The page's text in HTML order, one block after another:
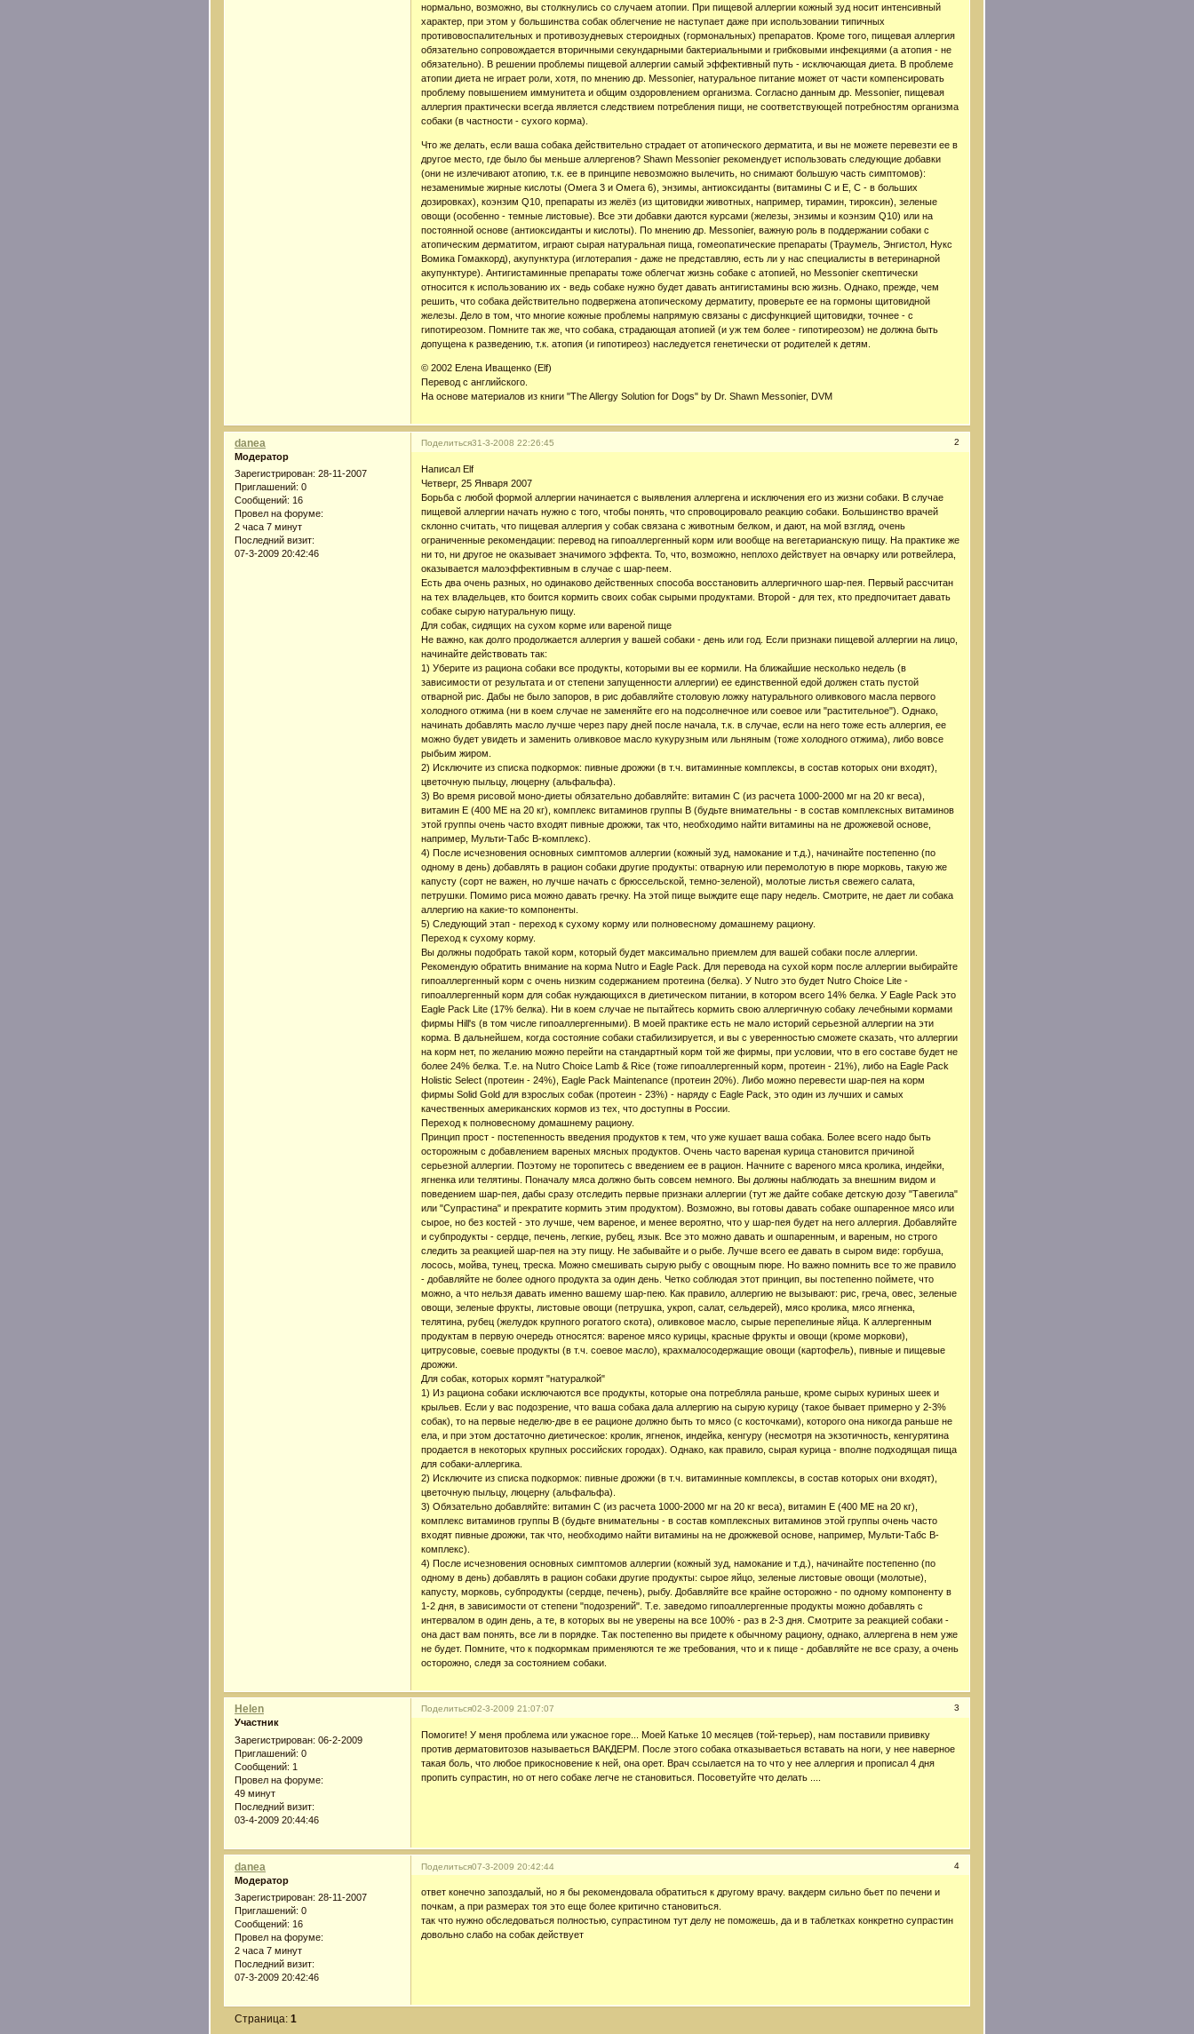
нормально, возможно, вы столкнулись со случаем атопии. При пищевой аллергии кожный зуд носит интенсивный
характер, при этом у большинства собак облегчение не наступает даже при использовании типичных
противовоспалительных и противозудневых стероидных (гормональных) препаратов. Кроме того, пищевая аллергия
обязательно сопровождается вторичными секундарными бактериальными и грибковыми инфекциями (а атопия - не
обязательно). В решении проблемы пищевой аллергии самый эффективный путь - исключающая диета. В проблеме
атопии диета не играет роли, хотя, по мнению др. Messonier, натуральное питание может от части компенсировать
проблему повышением иммунитета и общим оздоровлением организма. Согласно данным др. Messonier, пищевая
аллергия практически всегда является следствием потребления пищи, не соответствующей потребностям организма
собаки (в частности - сухого корма).
Что же делать, если ваша собака действительно страдает от атопического дерматита, и вы не можете перевезти ее в
другое место, где было бы меньше аллергенов? Shawn Messonier рекомендует использовать следующие добавки
(они не излечивают атопию, т.к. ее в принципе невозможно вылечить, но снимают большую часть симптомов):
незаменимые жирные кислоты (Омега 3 и Омега 6), энзимы, антиоксиданты (витамины С и Е, С - в больших
дозировках), коэнзим Q10, препараты из желёз (из щитовидки животных, например, тирамин, тироксин), зеленые
овощи (особенно - темные листовые). Все эти добавки даются курсами (железы, энзимы и коэнзим Q10) или на
постоянной основе (антиоксиданты и кислоты). По мнению др. Messonier, важную роль в поддержании собаки с
атопическим дерматитом, играют сырая натуральная пища, гомеопатические препараты (Траумель, Энгистол, Нукс
Вомика Гомаккорд), акупунктура (иглотерапия - даже не представляю, есть ли у нас специалисты в ветеринарной
акупунктуре). Антигистаминные препараты тоже облегчат жизнь собаке с атопией, но Messonier скептически
относится к использованию их - ведь собаке нужно будет давать антигистамины всю жизнь. Однако, прежде, чем
решить, что собака действительно подвержена атопическому дерматиту, проверьте ее на гормоны щитовидной
железы. Дело в том, что многие кожные проблемы напрямую связаны с дисфункцией щитовидки, точнее - с
гипотиреозом. Помните так же, что собака, страдающая атопией (и уж тем более - гипотиреозом) не должна быть
допущена к разведению, т.к. атопия (и гипотиреоз) наследуется генетически от родителей к детям.
© 2002 Елена Иващенко (Elf)
Перевод с английского.
На основе материалов из книги "The Allergy Solution for Dogs" by Dr. Shawn Messonier, DVM
Поделиться 2
31-3-2008 22:26:45
danea
Модератор
Зарегистрирован: 28-11-2007
Приглашений: 0
Сообщений: 16
Провел на форуме:
2 часа 7 минут
Последний визит:
07-3-2009 20:42:46
Написал Elf
Четверг, 25 Января 2007
Борьба с любой формой аллергии начинается с выявления аллергена и исключения его из жизни собаки. В случае
пищевой аллергии начать нужно с того, чтобы понять, что спровоцировало реакцию собаки. Большинство врачей
склонно считать, что пищевая аллергия у собак связана с животным белком, и дают, на мой взгляд, очень
ограниченные рекомендации: перевод на гипоаллергенный корм или вообще на вегетарианскую пищу. На практике же
ни то, ни другое не оказывает значимого эффекта. То, что, возможно, неплохо действует на овчарку или ротвейлера,
оказывается малоэффективным в случае с шар-пеем.
Есть два очень разных, но одинаково действенных способа восстановить аллергичного шар-пея. Первый рассчитан
на тех владельцев, кто боится кормить своих собак сырыми продуктами. Второй - для тех, кто предпочитает давать
собаке сырую натуральную пищу.
Для собак, сидящих на сухом корме или вареной пище
Не важно, как долго продолжается аллергия у вашей собаки - день или год. Если признаки пищевой аллергии на лицо,
начинайте действовать так:
1) Уберите из рациона собаки все продукты, которыми вы ее кормили. На ближайшие несколько недель (в
зависимости от результата и от степени запущенности аллергии) ее единственной едой должен стать пустой
отварной рис. Дабы не было запоров, в рис добавляйте столовую ложку натурального оливкового масла первого
холодного отжима (ни в коем случае не заменяйте его на подсолнечное или соевое или "растительное"). Однако,
начинать добавлять масло лучше через пару дней после начала, т.к. в случае, если на него тоже есть аллергия, ее
можно будет увидеть и заменить оливковое масло кукурузным или льняным (тоже холодного отжима), либо вовсе
рыбьим жиром.
2) Исключите из списка подкормок: пивные дрожжи (в т.ч. витаминные комплексы, в состав которых они входят),
цветочную пыльцу, люцерну (альфальфа).
3) Во время рисовой моно-диеты обязательно добавляйте: витамин С (из расчета 1000-2000 мг на 20 кг веса),
витамин Е (400 МЕ на 20 кг), комплекс витаминов группы В (будьте внимательны - в состав комплексных витаминов
этой группы очень часто входят пивные дрожжи, так что, необходимо найти витамины на не дрожжевой основе,
например, Мульти-Табс В-комплекс).
4) После исчезновения основных симптомов аллергии (кожный зуд, намокание и т.д.), начинайте постепенно (по
одному в день) добавлять в рацион собаки другие продукты: отварную или перемолотую в пюре морковь, такую же
капусту (сорт не важен, но лучше начать с брюссельской, темно-зеленой), молотые листья свежего салата,
петрушки. Помимо риса можно давать гречку. На этой пище выждите еще пару недель. Смотрите, не дает ли собака
аллергию на какие-то компоненты.
5) Следующий этап - переход к сухому корму или полновесному домашнему рациону.
Переход к сухому корму.
Вы должны подобрать такой корм, который будет максимально приемлем для вашей собаки после аллергии.
Рекомендую обратить внимание на корма Nutro и Eagle Pack. Для перевода на сухой корм после аллергии выбирайте
гипоаллергенный корм с очень низким содержанием протеина (белка). У Nutro это будет Nutro Choice Lite -
гипоаллергенный корм для собак нуждающихся в диетическом питании, в котором всего 14% белка. У Eagle Pack это
Eagle Pack Lite (17% белка). Ни в коем случае не пытайтесь кормить свою аллергичную собаку лечебными кормами
фирмы Hill's (в том числе гипоаллергенными). В моей практике есть не мало историй серьезной аллергии на эти
корма. В дальнейшем, когда состояние собаки стабилизируется, и вы с уверенностью сможете сказать, что аллергии
на корм нет, по желанию можно перейти на стандартный корм той же фирмы, при условии, что в его составе будет не
более 24% белка. Т.е. на Nutro Choice Lamb & Rice (тоже гипоаллергенный корм, протеин - 21%), либо на Eagle Pack
Holistic Select (протеин - 24%), Eagle Pack Maintenance (протеин 20%). Либо можно перевести шар-пея на корм
фирмы Solid Gold для взрослых собак (протеин - 23%) - наряду с Eagle Pack, это один из лучших и самых
качественных американских кормов из тех, что доступны в России.
Переход к полновесному домашнему рациону.
Принцип прост - постепенность введения продуктов к тем, что уже кушает ваша собака. Более всего надо быть
осторожным с добавлением вареных мясных продуктов. Очень часто вареная курица становится причиной
серьезной аллергии. Поэтому не торопитесь с введением ее в рацион. Начните с вареного мяса кролика, индейки,
ягненка или телятины. Поначалу мяса должно быть совсем немного. Вы должны наблюдать за внешним видом и
поведением шар-пея, дабы сразу отследить первые признаки аллергии (тут же дайте собаке детскую дозу "Тавегила"
или "Супрастина" и прекратите кормить этим продуктом). Возможно, вы готовы давать собаке ошпаренное мясо или
сырое, но без костей - это лучше, чем вареное, и менее вероятно, что у шар-пея будет на него аллергия. Добавляйте
и субпродукты - сердце, печень, легкие, рубец, язык. Все это можно давать и ошпаренным, и вареным, но строго
следить за реакцией шар-пея на эту пищу. Не забывайте и о рыбе. Лучше всего ее давать в сыром виде: горбуша,
лосось, мойва, тунец, треска. Можно смешивать сырую рыбу с овощным пюре. Но важно помнить все то же правило
- добавляйте не более одного продукта за один день. Четко соблюдая этот принцип, вы постепенно поймете, что
можно, а что нельзя давать именно вашему шар-пею. Как правило, аллергию не вызывают: рис, греча, овес, зеленые
овощи, зеленые фрукты, листовые овощи (петрушка, укроп, салат, сельдерей), мясо кролика, мясо ягненка,
телятина, рубец (желудок крупного рогатого скота), оливковое масло, сырые перепелиные яйца. К аллергенным
продуктам в первую очередь относятся: вареное мясо курицы, красные фрукты и овощи (кроме моркови),
цитрусовые, соевые продукты (в т.ч. соевое масло), крахмалосодержащие овощи (картофель), пивные и пищевые
дрожжи.
Для собак, которых кормят "натуралкой"
1) Из рациона собаки исключаются все продукты, которые она потребляла раньше, кроме сырых куриных шеек и
крыльев. Если у вас подозрение, что ваша собака дала аллергию на сырую курицу (такое бывает примерно у 2-3%
собак), то на первые неделю-две в ее рационе должно быть то мясо (с косточками), которого она никогда раньше не
ела, и при этом достаточно диетическое: кролик, ягненок, индейка, кенгуру (несмотря на экзотичность, кенгурятина
продается в некоторых крупных российских городах). Однако, как правило, сырая курица - вполне подходящая пища
для собаки-аллергика.
2) Исключите из списка подкормок: пивные дрожжи (в т.ч. витаминные комплексы, в состав которых они входят),
цветочную пыльцу, люцерну (альфальфа).
3) Обязательно добавляйте: витамин С (из расчета 1000-2000 мг на 20 кг веса), витамин Е (400 МЕ на 20 кг),
комплекс витаминов группы В (будьте внимательны - в состав комплексных витаминов этой группы очень часто
входят пивные дрожжи, так что, необходимо найти витамины на не дрожжевой основе, например, Мульти-Табс В-
комплекс).
4) После исчезновения основных симптомов аллергии (кожный зуд, намокание и т.д.), начинайте постепенно (по
одному в день) добавлять в рацион собаки другие продукты: сырое яйцо, зеленые листовые овощи (молотые),
капусту, морковь, субпродукты (сердце, печень), рыбу. Добавляйте все крайне осторожно - по одному компоненту в
1-2 дня, в зависимости от степени "подозрений". Т.е. заведомо гипоаллергенные продукты можно добавлять с
интервалом в один день, а те, в которых вы не уверены на все 100% - раз в 2-3 дня. Смотрите за реакцией собаки -
она даст вам понять, все ли в порядке. Так постепенно вы придете к обычному рациону, однако, аллергена в нем уже
не будет. Помните, что к подкормкам применяются те же требования, что и к пище - добавляйте не все сразу, а очень
осторожно, следя за состоянием собаки.
Поделиться 3
02-3-2009 21:07:07
Helen
Участник
Зарегистрирован: 06-2-2009
Приглашений: 0
Сообщений: 1
Провел на форуме:
49 минут
Последний визит:
03-4-2009 20:44:46
Помогите! У меня проблема или ужасное горе... Моей Катьке 10 месяцев (той-терьер), нам поставили прививку
против дерматовитозов называеться ВАКДЕРМ. После этого собака отказываеться вставать на ноги, у нее наверное
такая боль, что любое прикосновение к ней, она орет. Врач ссылается на то что у нее аллергия и прописал 4 дня
пропить супрастин, но от него собаке легче не становиться. Посоветуйте что делать ....
Поделиться 4
07-3-2009 20:42:44
danea
Модератор
Зарегистрирован: 28-11-2007
Приглашений: 0
Сообщений: 16
Провел на форуме:
2 часа 7 минут
Последний визит:
07-3-2009 20:42:46
ответ конечно запоздалый, но я бы рекомендовала обратиться к другому врачу. вакдерм сильно бьет по печени и
почкам, а при размерах тоя это еще более критично становиться.
так что нужно обследоваться полностью, супрастином тут делу не поможешь, да и в таблетках конкретно супрастин
довольно слабо на собак действует
Страница:1